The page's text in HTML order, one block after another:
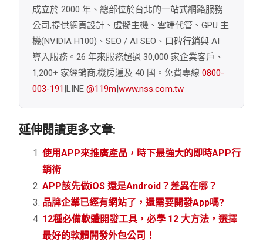
成立於 2000 年、總部位於台北的一站式網路服務
公司,提供網頁設計、虛擬主機、雲端代管、GPU 主
機(NVIDIA H100)、SEO / AI SEO、口碑行銷與 AI
導入服務。26 年來服務超過 30,000 家企業客戶、
1,200+ 家經銷商,機房遍及 40 國。免費專線0800-
003-191|LINE@119m|www.nss.com.tw
延伸閱讀更多文章:
使用APP來推廣產品，時下最強大的即時APP行
銷術
APP該先做iOS 還是Android？差異在哪？
品牌企業已經有網站了，還需要開發App嗎?
12種必備軟體開發工具，必學 12 大方法，選擇
最好的軟體開發外包公司！